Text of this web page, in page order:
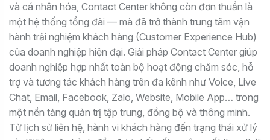
và cá nhân hóa, Contact Center không còn đơn thuần là
một hệ thống tổng đài — mà đã trở thành trung tâm vận
hành trải nghiệm khách hàng (Customer Experience Hub)
của doanh nghiệp hiện đại. Giải pháp Contact Center giúp
doanh nghiệp hợp nhất toàn bộ hoạt động chăm sóc, hỗ
trợ và tương tác khách hàng trên đa kênh như Voice, Live
Chat, Email, Facebook, Zalo, Website, Mobile App… trong
một nền tảng quản trị tập trung, đồng bộ và thông minh.
Từ lịch sử liên hệ, hành vi khách hàng đến trạng thái xử lý